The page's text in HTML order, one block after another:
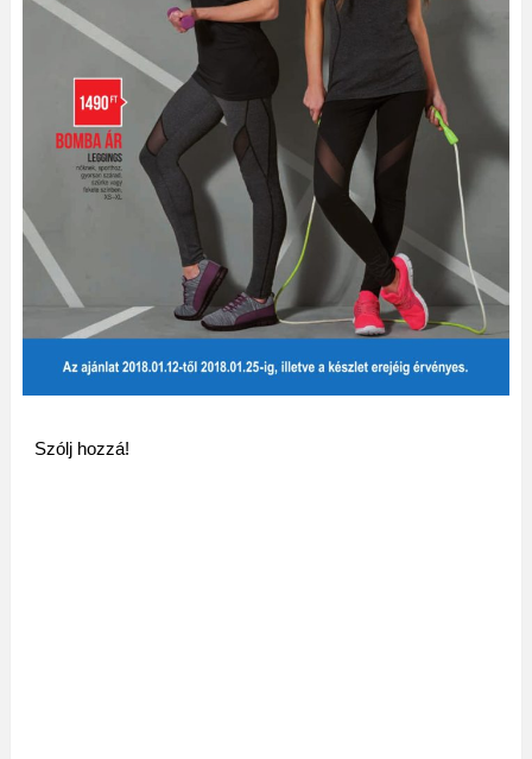
Szólj hozzá!